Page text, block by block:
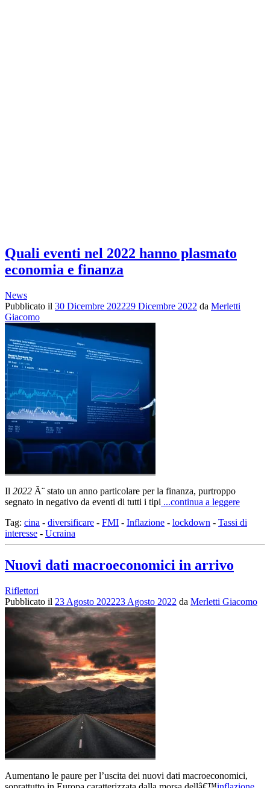
Quali eventi nel 2022 hanno plasmato
economia e finanza
News
Pubblicato il 30 Dicembre 202229 Dicembre 2022 da Merletti
Giacomo
Il 2022 Ã¨ stato un anno particolare per la finanza, purtroppo
segnato in negativo da eventi di tutti i tipi ...continua a leggere
Tag: cina - diversificare - FMI - Inflazione - lockdown - Tassi di
interesse - Ucraina
Nuovi dati macroeconomici in arrivo
Riflettori
Pubblicato il 23 Agosto 202223 Agosto 2022 da Merletti Giacomo
Aumentano le paure per l’uscita dei nuovi dati macroeconomici,